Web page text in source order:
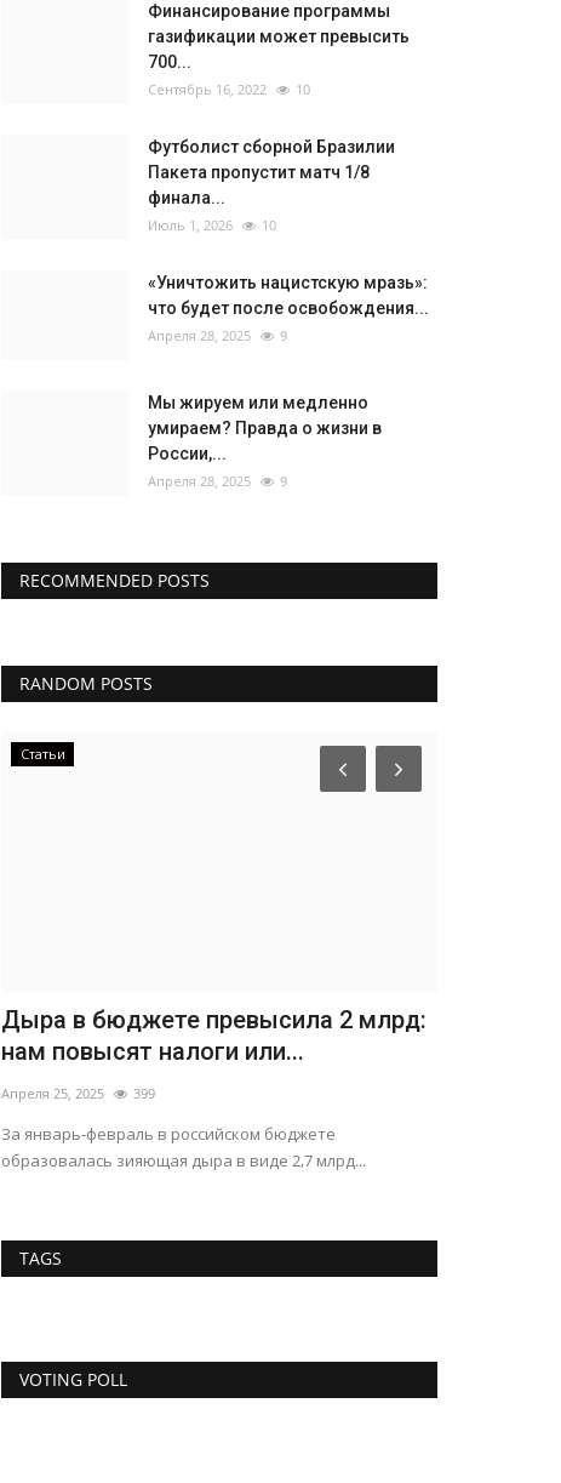
Финансирование программы
газификации может превысить
700...
Сентябрь 16, 2022 10
Футболист сборной Бразилии
Пакета пропустит матч 1/8
финала...
Июль 1, 2026 10
«Уничтожить нацистскую мразь»:
что будет после освобождения...
Апреля 28, 2025 9
Мы жируем или медленно
умираем? Правда о жизни в
России,...
Апреля 28, 2025 9
RECOMMENDED POSTS
RANDOM POSTS
Статьи
Дыра в бюджете превысила 2 млрд:
нам повысят налоги или...
Апреля 25, 2025 399
За январь-февраль в российском бюджете
образовалась зияющая дыра в виде 2,7 млрд...
TAGS
VOTING POLL